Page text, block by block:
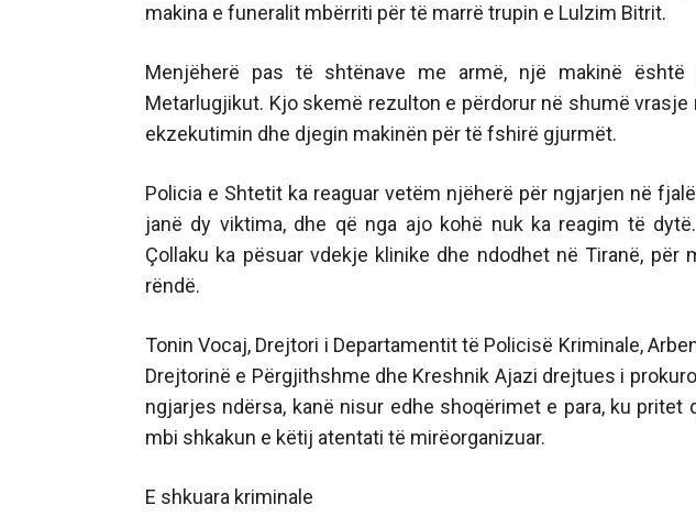
makina e funeralit mbërriti për të marrë trupin e Lulzim Bitrit.
Menjëherë pas të shtënave me armë, një makinë
Metarlugjikut. Kjo skemë rezulton e përdorur në shumë
ekzekutimin dhe djegin makinën për të fshirë gjurmët.
Policia e Shtetit ka reaguar vetëm njëherë për ngjarjen në
janë dy viktima, dhe që nga ajo kohë nuk ka reagim të
Çollaku ka pësuar vdekje klinike dhe ndodhet në Tiranë, për
rëndë.
Tonin Vocaj, Drejtori i Departamentit të Policisë Kriminale,
Drejtorinë e Përgjithshme dhe Kreshnik Ajazi drejtues i
ngjarjes ndërsa, kanë nisur edhe shoqërimet e para, ku
mbi shkakun e këtij atentati të mirëorganizuar.
E shkuara kriminale